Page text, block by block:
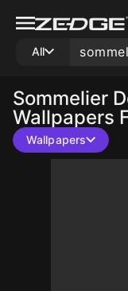
All
Sommelier
Wallpapers
Wallpapers